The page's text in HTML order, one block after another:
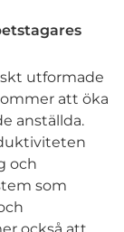
utformade
att öka
anställda.
och
som